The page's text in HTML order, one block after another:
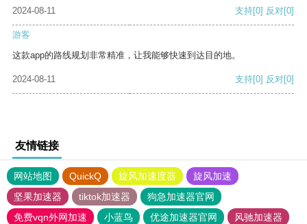
2024-08-11 支持[0] 反对[0]
游客
这款app的路线规划非常精准，让我能够快速到达目的地。
2024-08-11 支持[0] 反对[0]
友情链接
网站地图 QuickQ 旋风加速度器
旋风加速
坚果加速器
tiktok加速器
狗急加速器官网
免费vqn外网加速
小蓝鸟 优途加速器官网
风驰加速器